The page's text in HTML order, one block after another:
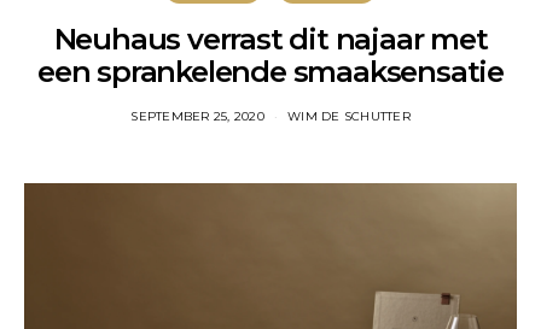
Neuhaus verrast dit najaar met
een sprankelende smaaksensatie
SEPTEMBER 25, 2020 WIM DE SCHUTTER